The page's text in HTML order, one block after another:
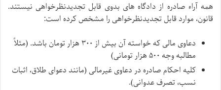
همه آراء صادره از دادگاه های بدوی قابل تجدیدنظرخواهی نیستند.
قانون، موارد قابل تجدیدنظرخواهی را مشخص کرده است:
دعاوی مالی که خواسته آن بیش از ۳۰۰ هزار تومان باشد. (مثلاً
مطالبه وجه ۵۰۰ هزار تومانی)
کلیه احکام صادره در دعاوی غیرمالی (مانند دعوای طلاق، اثبات
نسب، تصرف عدوانی).